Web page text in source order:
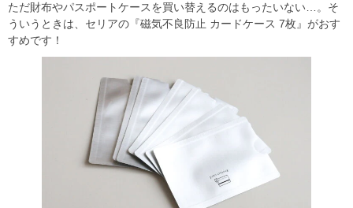
ただ財布やパスポートケースを買い替えるのはもったいない…。そ
ういうときは、セリアの『磁気不良防止 カードケース 7枚』がおす
すめです！